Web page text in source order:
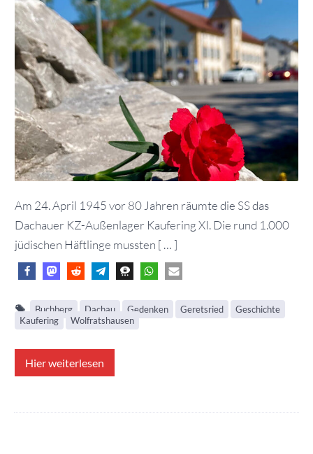
Am 24. April 1945 vor 80 Jahren räumte die SS das
Dachauer KZ-Außenlager Kaufering XI. Die rund 1.000
jüdischen Häftlinge mussten [ … ]
Buchberg Dachau Gedenken Geretsried
Geschichte
Kaufering
Wolfratshausen
Hier weiterlesen